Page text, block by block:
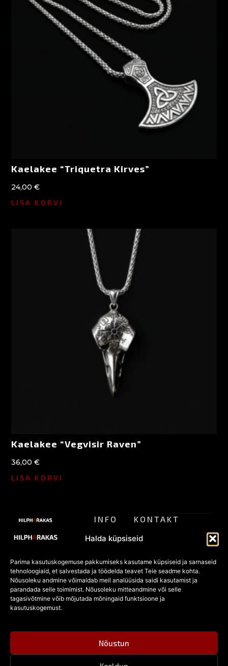
Halda küpsiseid
Parima kasutuskogemuse pakkumiseks kasutame küpsiseid ja sarnaseid
tehnoloogiaid, et salvestada ja töödelda teavet Teie seadme kohta.
Nõusoleku andmine võimaldab meil analüüsida saidi kasutamist ja
parandada selle toimimist. Nõusoleku mitteandmine või selle
tagasivõtmine võib mõjutada mõningaid funktsioone ja
kasutuskogemust.
Nõustun
Kaelakee “Triquetra Kirves”
24,00€
LISA KORVI
Kaelakee “Vegvisir Raven”
36,00€
LISA KORVI
POOD
Eesti
vanim
alternatiivmoe
pood
alates
rokkstiili
POOD
Kõik
INFO
Meist
KKK
KONTAKT
pood@hilpharakas.ee
5182136
Facebook
Hilpharakas.
Privaatsu
Müügitingi
mused